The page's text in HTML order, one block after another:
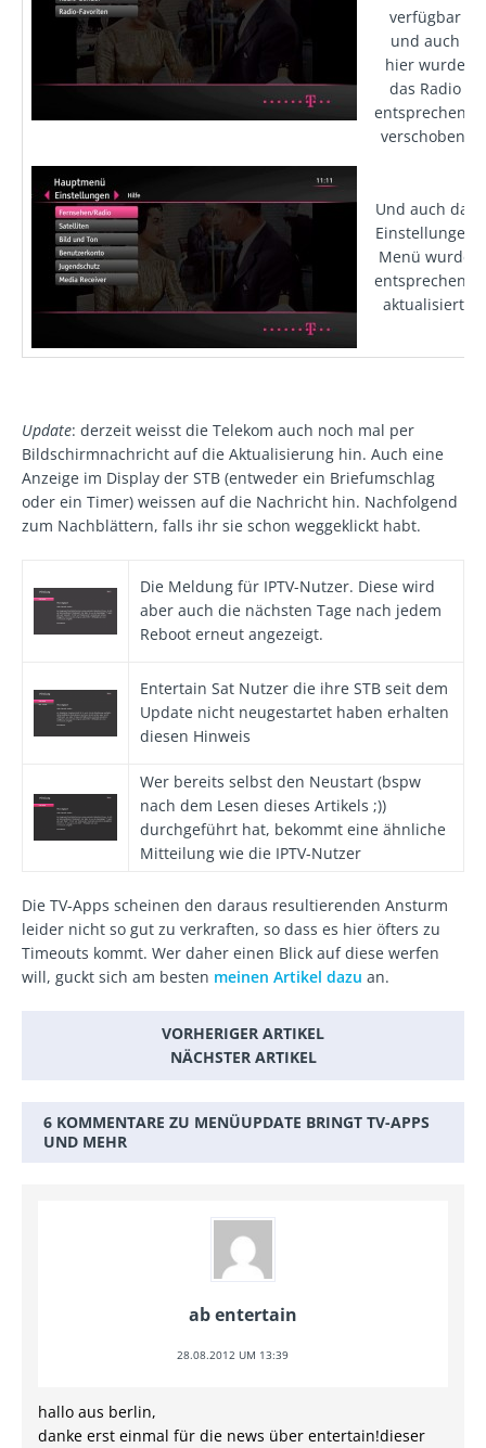
verfügbar
und auch
hier wurde
das Radio
entsprechend
verschoben.
Und auch das
Einstellungen
Menü wurde
entsprechend
aktualisiert.
Update: derzeit weisst die Telekom auch noch mal per
Bildschirmnachricht auf die Aktualisierung hin. Auch eine
Anzeige im Display der STB (entweder ein Briefumschlag
oder ein Timer) weissen auf die Nachricht hin. Nachfolgend
zum Nachblättern, falls ihr sie schon weggeklickt habt.
Die Meldung für IPTV-Nutzer. Diese wird
aber auch die nächsten Tage nach jedem
Reboot erneut angezeigt.
Entertain Sat Nutzer die ihre STB seit dem
Update nicht neugestartet haben erhalten
diesen Hinweis
Wer bereits selbst den Neustart (bspw
nach dem Lesen dieses Artikels ;))
durchgeführt hat, bekommt eine ähnliche
Mitteilung wie die IPTV-Nutzer
Die TV-Apps scheinen den daraus resultierenden Ansturm
leider nicht so gut zu verkraften, so dass es hier öfters zu
Timeouts kommt. Wer daher einen Blick auf diese werfen
will, guckt sich am besten meinen Artikel dazu an.
VORHERIGER ARTIKEL
NÄCHSTER ARTIKEL
6 KOMMENTARE ZU MENÜUPDATE BRINGT TV-APPS
UND MEHR
ab entertain
28.08.2012 UM 13:39
hallo aus berlin,
danke erst einmal für die news über entertain!dieser